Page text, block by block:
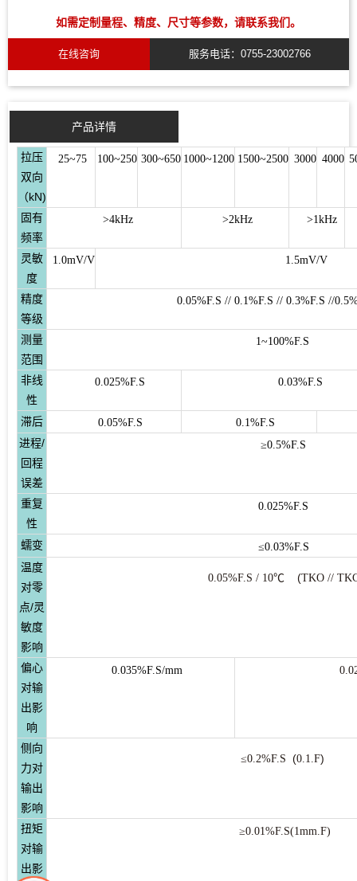
如需定制量程、精度、尺寸等参数，请联系我们。
在线咨询 服务电话：0755-23002766
产品详情
拉压
双向
（kN)
25~75 100~250 300~650 1000~1200 1500~2500 3000 4000
固有
频率
>4kHz >2kHz >1kHz
灵敏
度
1.0mV/V 1.5mV/V
精度
等级
0.05%F.S // 0.1%F.S // 0.3%F.S //
测量
范围
1~100%F.S
非线
性
0.025%F.S 0.03%F.S
滞后 0.05%F.S 0.1%F.S
进程/
回程
误差
≥0.5%F.S
重复
性
0.025%F.S
蠕变 ≤0.03%F.S
温度
对零
点/灵
敏度
影响
0.05%F.S / 10℃ (TKO //
偏心
对输
出影
响
0.035%F.S/mm
侧向
力对
输出
影响
≤0.2%F.S (0.1.F)
扭矩
对输
出影
≥0.01%F.S(1mm.F)